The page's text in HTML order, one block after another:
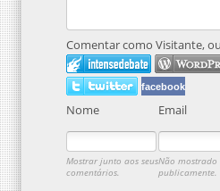
Comentar como Visitante,
facebook
Nome Email
Mostrar junto aos seus
comentários.
Não mostrado
publicamente.